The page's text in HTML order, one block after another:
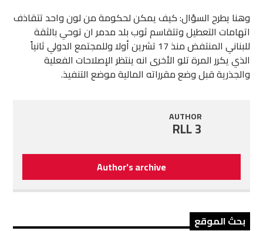
وهنا يطرح السؤال: كيف يمكن لحكومة من لون واحد تتقاذف
اتهامات التعطيل وتتقاسم ثوب بلد مدمر ان توحي بالثقة
للبناني المنتفض منذ 17 تشرين أولا وللمجتمع الدولي ثانياً
الذي يكرر المرة تلو الأخرى انه ينتظر الإصلاحات الفعلية
والجذرية قبل وضع مقرراته المالية موضع التنفيذ.
AUTHOR
RLL 3
Author's archive
بحث الموقع